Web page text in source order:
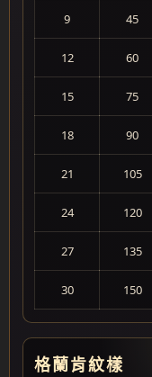
9 45
12 60
15 75
18 90
21 105
24 120
27 135
30 150
格蘭肯紋樣